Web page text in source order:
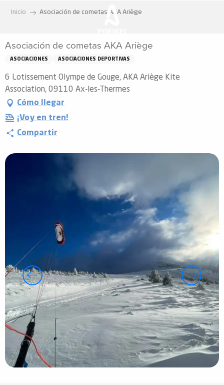
principal
Inicio Asociación de cometas AKA Ariège
Asociación de cometas AKA Ariège
ASOCIACIONES ASOCIACIONES DEPORTIVAS
6 Lotissement Olympe de Gouge, AKA Ariège Kite
Association, 09110 Ax-les-Thermes
Cómo llegar
¡Voy en tren!
Compartir